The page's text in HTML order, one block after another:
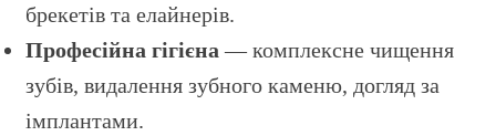
брекетів та елайнерів.
Професійна гігієна — комплексне чищення
зубів, видалення зубного каменю, догляд за
імплантами.